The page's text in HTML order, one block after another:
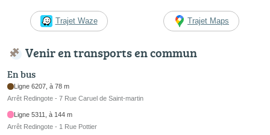
Trajet Waze Trajet Maps
Venir en transports en commun
En bus
Ligne 6207, à 78 m
Arrêt Redingote - 7 Rue Caruel de Saint-martin
Ligne 5311, à 144 m
Arrêt Redingote - 1 Rue Pottier